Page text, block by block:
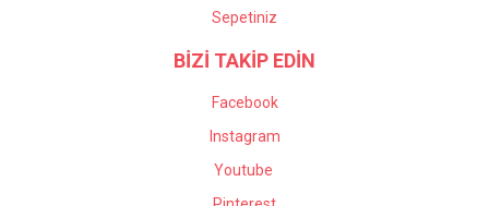
Sepetiniz
BİZİ TAKİP EDİN
Facebook
Instagram
Youtube